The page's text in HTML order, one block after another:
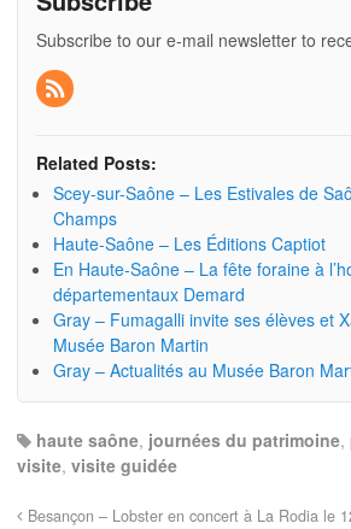
Subscribe to our e-mail newsletter to
Related Posts:
Scey-sur-Saône – Les Estivales de
Champs
Haute-Saône – Les Éditions Captiot
En Haute-Saône – La fête foraine à
départementaux Demard
Gray – Fumagalli invite ses élèves et
Musée Baron Martin
Gray – Actualités au Musée Baron
haute saône, journées du patrimoine,
visite, visite guidée
Besançon – Lobster en concert à La Rodia le